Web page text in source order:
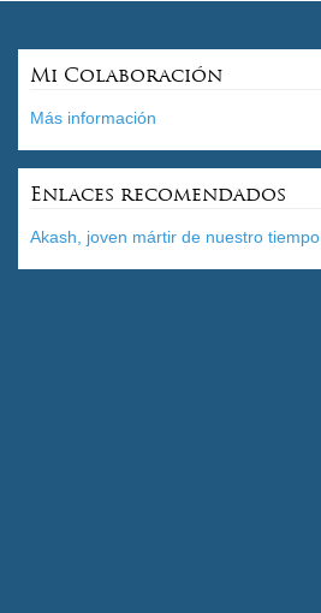
Mi Colaboración
Más información
Enlaces recomendados
Akash, joven mártir de nuestro tiempo